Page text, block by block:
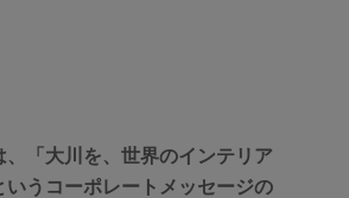
、「大川を、世界のインテリア
いうコーポレートメッセージの